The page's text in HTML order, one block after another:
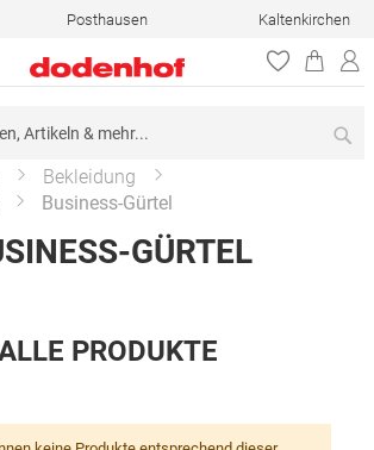
Posthausen Kaltenkirchen
Bekleidung
Business-Gürtel
GÜRTEL
PRODUKTE